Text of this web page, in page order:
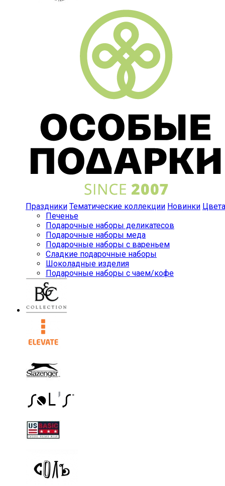
Праздники Тематические коллекции Новинки Цвета
Печенье
Подарочные наборы деликатесов
Подарочные наборы меда
Подарочные наборы с вареньем
Сладкие подарочные наборы
Шоколадные изделия
Подарочные наборы с чаем/кофе